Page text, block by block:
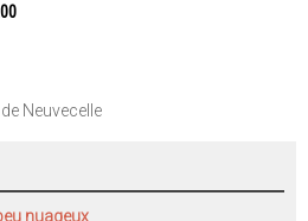
Neuvecelle
nuageux